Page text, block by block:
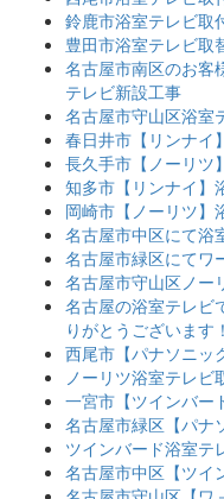
鈴鹿市浴室テレビ取
豊田市浴室テレビ取
名古屋市南区のお
テレビ新設工事
名古屋市守山区浴室
春日井市【リンナイ
長久手市【ノーリツ
知多市【リンナイ】
岡崎市【ノーリツ】
名古屋市中区にて浴
名古屋市緑区にてワ
名古屋市守山区ノー
名古屋の浴室テレビ
りがとうございます！
西尾市【パナソニッ
ノーリツ浴室テレ
一宮市【ツインバー
名古屋市緑区【パナ
ツインバード浴室
名古屋市中区【ツイ